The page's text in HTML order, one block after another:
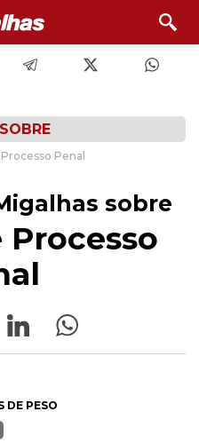
Penal
sobre
Processo
DE PESO